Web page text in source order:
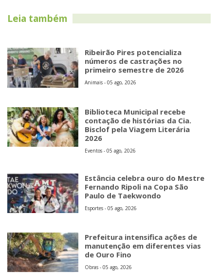
Leia também
Ribeirão Pires potencializa
números de castrações no
primeiro semestre de 2026
Animais - 05 ago, 2026
Biblioteca Municipal recebe
contação de histórias da Cia.
Bisclof pela Viagem Literária
2026
Eventos - 05 ago, 2026
Estância celebra ouro do Mestre
Fernando Ripoli na Copa São
Paulo de Taekwondo
Esportes - 05 ago, 2026
Prefeitura intensifica ações de
manutenção em diferentes vias
de Ouro Fino
Obras - 05 ago, 2026